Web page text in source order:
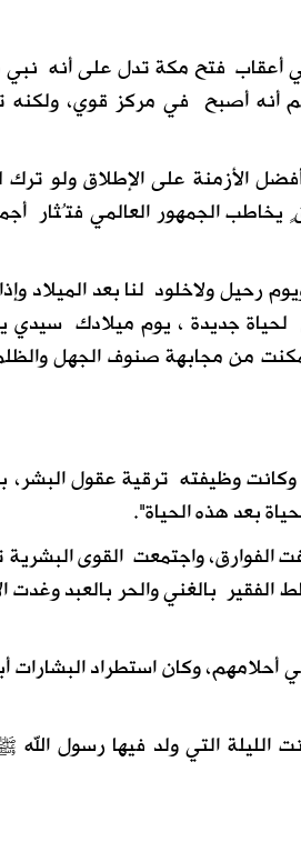
أعقاب فتح مكة تدل على أنه نبي
أصبح في مركز قوي، ولكنه
الأزمنة على الإطلاق ولو
الجمهور العالمي فتُثار
رحيل ولاخلود لنا بعد الميلاد
لحياة جديدة ، يوم ميلادك سيدي
من مجابهة صنوف الجهل
وظيفته ترقية عقول البشر،
بعد هذه الحياة".
الفوارق، واجتمعت القوى
بالغني والحر بالعبد وغدت
وكان استطراد البشارات
الليلة التي ولد فيها رسول